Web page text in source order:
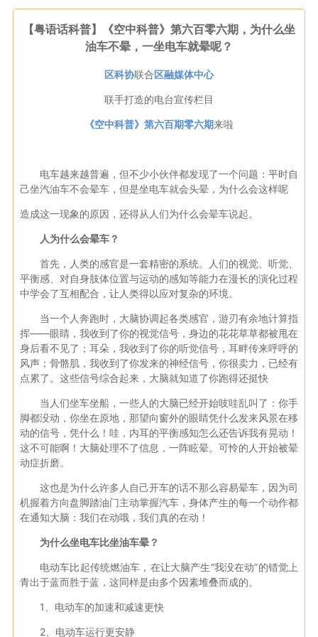
【粤语话科普】《空中科普》第六百零六期，为什么坐
油车不晕，一坐电车就晕呢？
区科协联合区融媒体中心
联手打造的电台宣传栏目
《空中科普》第六百期零六期来啦
电车越来越普遍，但不少小伙伴都发现了一个问题：平时自
己坐汽油车不会晕车，但是坐电车就会头晕，为什么会这样呢
造成这一现象的原因，还得从人们为什么会晕车说起。
人为什么会晕车？
首先，人类的感官是一套精密的系统。人们的视觉、听觉、
平衡感、对自身肢体位置与运动的感知等能力在漫长的演化过程
中学会了互相配合，让人类得以应对复杂的环境。
当一个人奔跑时，大脑协调起各类感官，游刃有余地计算指
挥——眼睛，我收到了你的视觉信号，身边的花花草草都被甩在
身后看不见了；耳朵，我收到了你的听觉信号，耳畔传来呼呼的
风声；骨骼肌，我收到了你发来的神经信号，你很卖力，已经有
点累了。这些信号综合起来，大脑就知道了你跑得还挺快
当人们坐车坐船，一些人的大脑已经开始吱哇乱叫了：你手
脚都没动，你坐在原地，那望向窗外的眼睛凭什么发来风景在移
动的信号，凭什么！哇，内耳的平衡感知怎么还告诉我有晃动！
这不可能啊！大脑处理不了信息，一阵眩晕。可怜的人开始被晕
动症折磨。
这也是为什么许多人自己开车的话不那么容易晕车，因为司
机握着方向盘脚踏油门主动掌握汽车，身体产生的每一个动作都
在通知大脑：我们在动哦，我们真的在动！
为什么坐电车比坐油车晕？
电动车比起传统燃油车，在让大脑产生“我没在动”的错觉上
青出于蓝而胜于蓝，这同样是由多个因素堆叠而成的。
1、电动车的加速和减速更快
2、电动车运行更安静